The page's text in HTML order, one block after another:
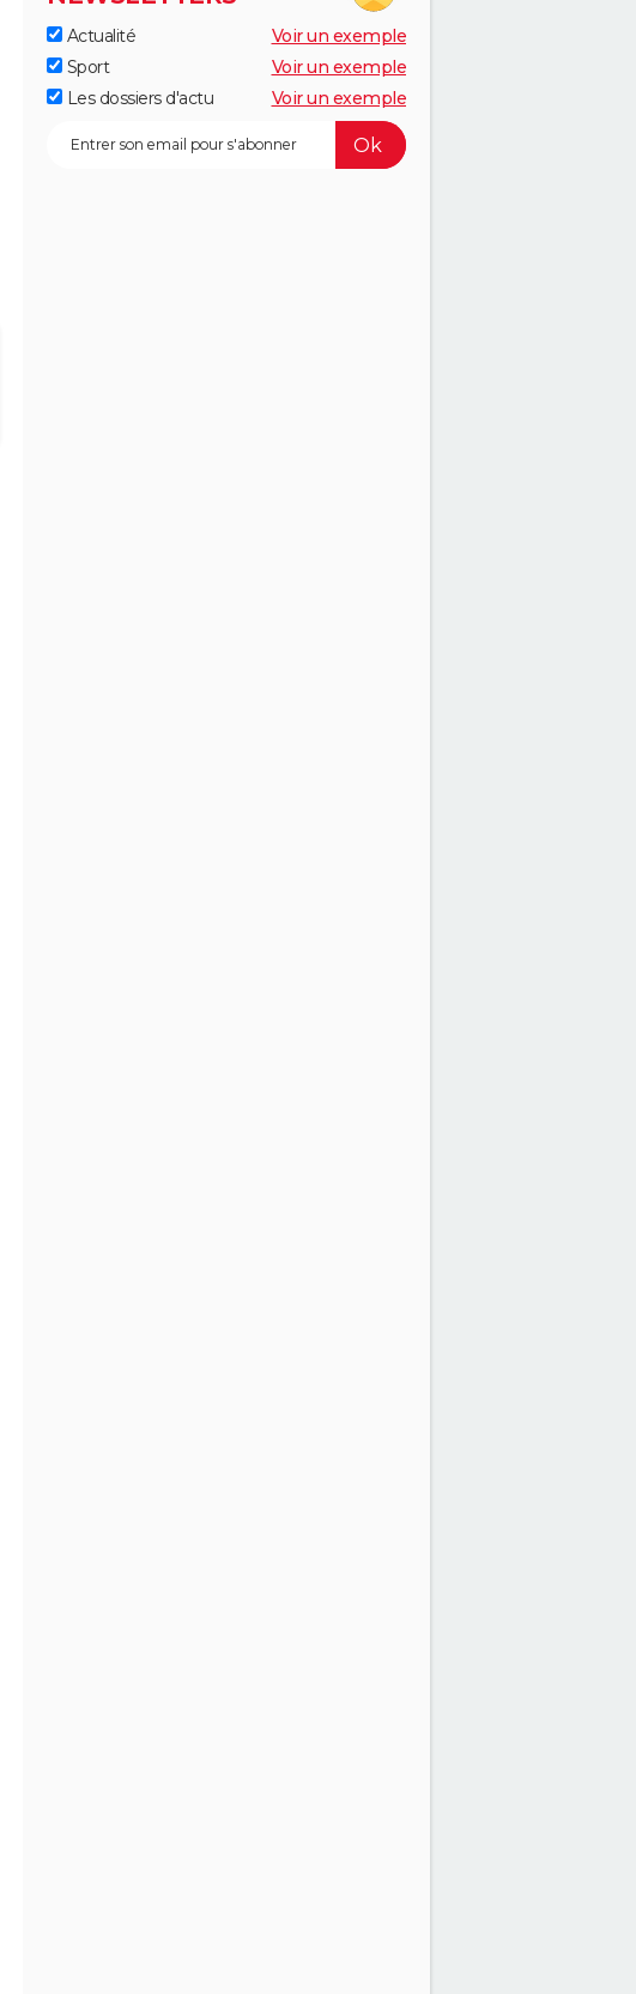
Actualité
Voir un exemple
Sport
Voir un exemple
Les dossiers d'actu
Voir un exemple